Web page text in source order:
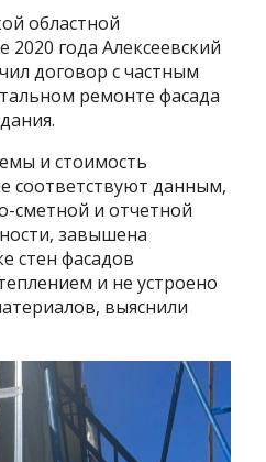
областной
2020 года Алексеевский
договор с частным
ремонте фасада
и стоимость
соответствуют данным,
сметной и отчетной
завышена
стен фасадов
и не устроено
выяснили